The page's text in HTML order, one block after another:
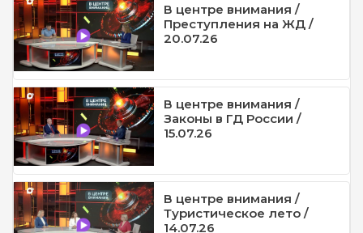
В центре внимания /
Преступления на ЖД /
20.07.26
В центре внимания /
Законы в ГД России /
15.07.26
В центре внимания /
Туристическое лето /
14.07.26